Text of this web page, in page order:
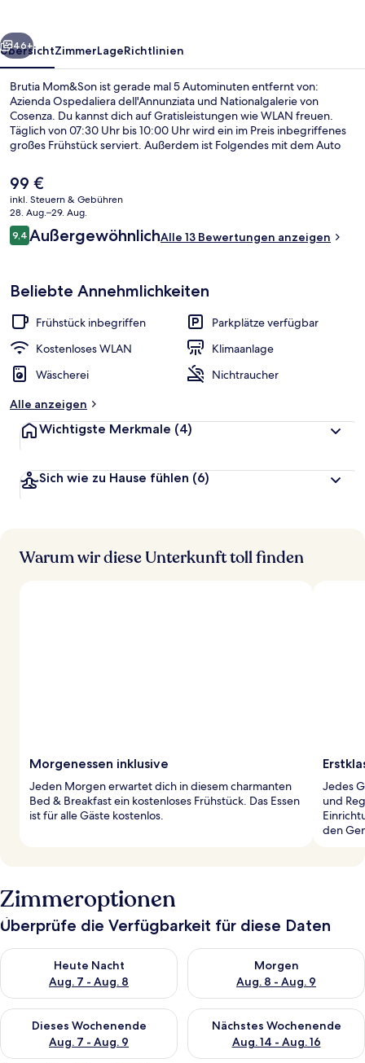
Weiter
46+
ÜbersichtZimmerLageRichtlinien
Brutia Mom&Son ist gerade mal 5 Autominuten entfernt von:
Azienda Ospedaliera dell'Annunziata und Nationalgalerie von
Cosenza. Du kannst dich auf Gratisleistungen wie WLAN freuen.
Täglich von 07:30 Uhr bis 10:00 Uhr wird ein im Preis inbegriffenes
großes Frühstück serviert. Außerdem ist Folgendes mit dem Auto
Hohenstaufen.
Der
aktuelle
Preis
beträgt
99 €.
99 €
inkl. Steuern & Gebühren
28. Aug.–29. Aug.
Bewertungen
9,49,4 von 10.
AußergewöhnlichAlle 13 Bewertungen anzeigen
Beliebte Annehmlichkeiten
Frühstück inbegriffen
Parkplätze verfügbar
Kostenloses WLAN
Klimaanlage
Wäscherei
Nichtraucher
Alle anzeigen
Wichtigste Merkmale (4)
Sich wie zu Hause fühlen (6)
Warum wir diese Unterkunft toll finden
Morgenessen inklusive
Jeden Morgen erwartet dich in diesem charmanten
Bed & Breakfast ein kostenloses Frühstück. Das Essen
ist für alle Gäste kostenlos.
Jedes
und
den
Zimmeroptionen
Überprüfe die Verfügbarkeit für diese Daten
Heute Nacht
Aug. 7 - Aug. 8
Überprüfe die Verfügbarkeit für heute Nacht, Aug. 7 - Aug. 8.
Morgen
Aug. 8 - Aug. 9
Überprüfe die Verfügbarkeit
Dieses Wochenende
Aug. 7 - Aug. 9
Überprüfe die Verfügbarkeit für dieses Wochenende, Aug. 7
Nächstes Wochenende
Aug. 14 - Aug. 16
Überprüfe die Verfügbarkeit